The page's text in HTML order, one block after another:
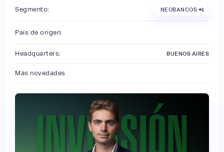
Segmento: NEOBANCOS 📲
País de origen:
Headquarters: BUENOS AIRES
Más novedades